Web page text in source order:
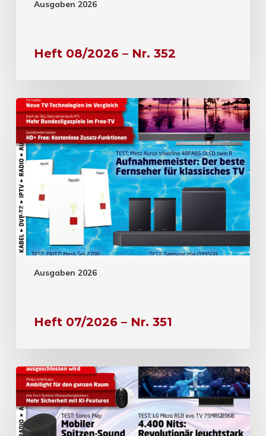
Ausgaben 2026
Heft 08/2026 – Nr. 352
Ausgaben 2026
Heft 07/2026 – Nr. 351